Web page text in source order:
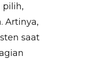
pilih,
Artinya,
saat